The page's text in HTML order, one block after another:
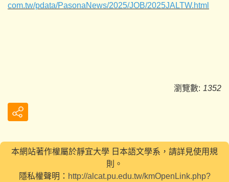
com.tw/pdata/PasonaNews/2025/JOB/2025JALTW.html
瀏覽數: 1352
本網站著作權屬於靜宜大學 日本語文學系，請詳見使用規
則。
隱私權聲明： http://alcat.pu.edu.tw/kmOpenLink.php?